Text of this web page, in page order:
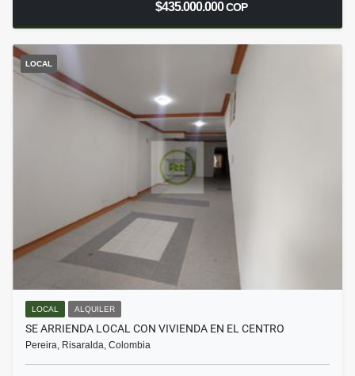
$435.000.000COP
LOCAL
LOCAL ALQUILER
SE ARRIENDA LOCAL CON VIVIENDA EN EL CENTRO
Pereira, Risaralda, Colombia